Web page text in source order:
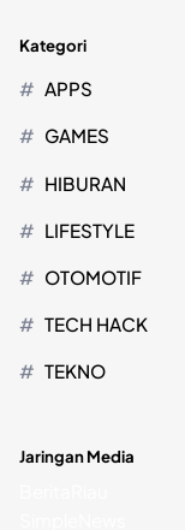
Kategori
APPS
GAMES
HIBURAN
LIFESTYLE
OTOMOTIF
TECH HACK
TEKNO
Jaringan Media